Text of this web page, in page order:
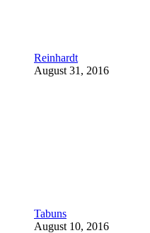
Reinhardt
August 31, 2016
Tabuns
August 10, 2016